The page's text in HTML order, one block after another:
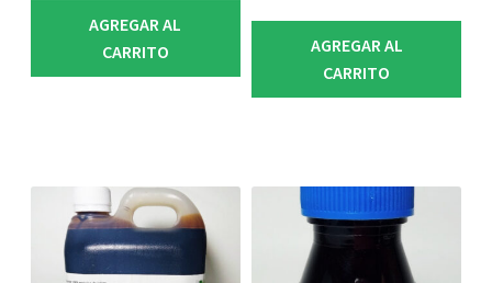
AGREGAR AL
CARRITO
AGREGAR AL
CARRITO